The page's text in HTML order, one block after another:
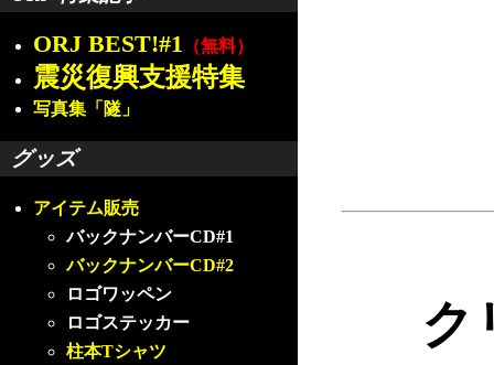
ORJ BEST!#1 （無料）
震災復興支援特集
写真集「隧」
グッズ
アイテム販売
バックナンバーCD#1
バックナンバーCD#2
ロゴワッペン
ロゴステッカー
柱本Tシャツ
ク